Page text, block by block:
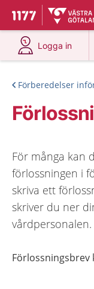
Till startsidan för
Du har
Logga in
på 1177.se
Förberedelser
För många kan
förlossningen i
skriva ett
skriver du ner
vårdpersonalen.
Förlossningsbrev